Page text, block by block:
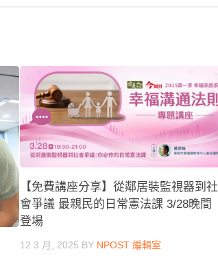
【免費講座分享】從鄰居裝監視器到社
會爭議 最親民的日常憲法課 3/28晚間
登場
12 3 月, 2025 BY NPOST 編輯室